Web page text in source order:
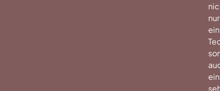
nur
ein